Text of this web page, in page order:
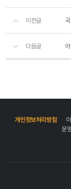
이전글
다음글
개인정보처리방침
운